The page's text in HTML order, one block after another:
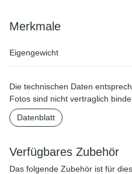
Merkmale
Eigengewicht
Die technischen Daten
Fotos sind nicht vertraglich
Datenblatt
Verfügbares Zubehör
Das folgende Zubehör ist für